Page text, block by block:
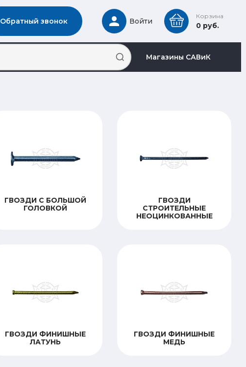
Обратный звонок Войти
Корзина
0 руб.
Магазины САВиК
ГВОЗДИ С БОЛЬШОЙ
ГОЛОВКОЙ
ГВОЗДИ
СТРОИТЕЛЬНЫЕ
НЕОЦИНКОВАННЫЕ
ГВОЗДИ ФИНИШНЫЕ
ЛАТУНЬ
ГВОЗДИ ФИНИШНЫЕ
МЕДЬ